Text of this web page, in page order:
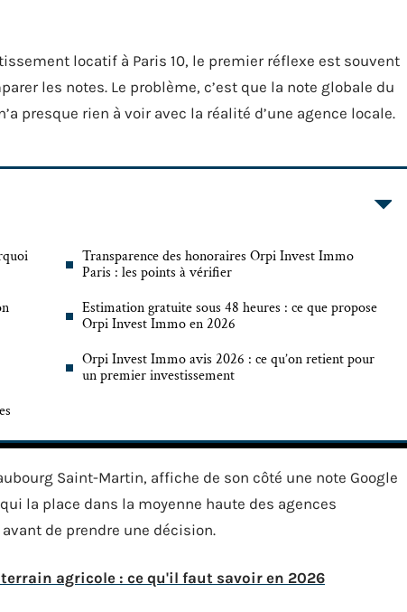
locatif à Paris 10, le premier réflexe est souvent
les notes. Le problème, c’est que la note globale du
presque rien à voir avec la réalité d’une agence locale.
Transparence des honoraires Orpi Invest Immo
Paris : les points à vérifier
Estimation gratuite sous 48 heures : ce que propose
Orpi Invest Immo en 2026
Orpi Invest Immo avis 2026 : ce qu’on retient pour
un premier investissement
Saint-Martin, affiche de son côté une note Google
la place dans la moyenne haute des agences
de prendre une décision.
agricole : ce qu'il faut savoir en 2026